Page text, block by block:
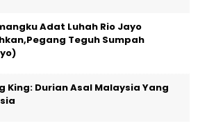
Adat Luhah Rio Jayo
Teguh Sumpah
King: Durian Asal Malaysia Yang